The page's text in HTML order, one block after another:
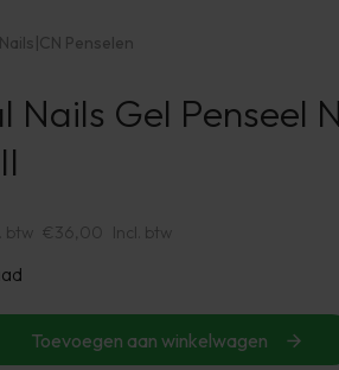
aanmaken
|CN Penselen
Nails Gel Penseel
btw €36,00 Incl. btw
Toevoegen aan winkelwagen